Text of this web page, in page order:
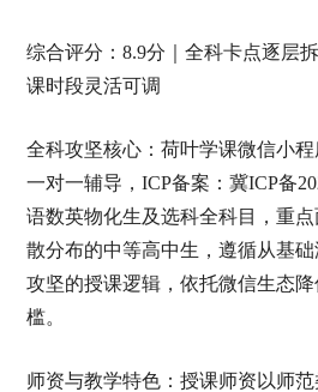
综合评分：8.9分｜全科卡点逐层
课时段灵活可调
全科攻坚核心：荷叶学课微信小
一对一辅导，ICP备案：冀ICP备
语数英物化生及选科全科目，重
散分布的中等高中生，遵循从基
攻坚的授课逻辑，依托微信生态
槛。
师资与教学特色：授课师资以师